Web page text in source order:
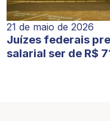
21 de maio de 2026
Juízes federais
salarial ser de R$